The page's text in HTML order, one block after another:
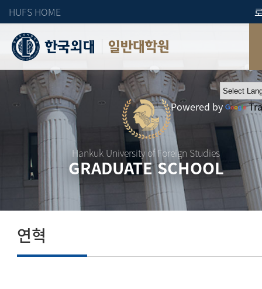
HUFS HOME
일반대학원
Hankuk University of Foreign Studies
GRADUATE SCHOOL
Powered by
연혁